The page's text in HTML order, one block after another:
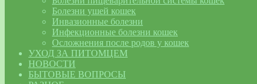
Болезни ушей кошек
Инвазионные болезни
Инфекционные болезни кошек
Осложнения после родов у кошек
УХОД ЗА ПИТОМЦЕМ
НОВОСТИ
БЫТОВЫЕ ВОПРОСЫ